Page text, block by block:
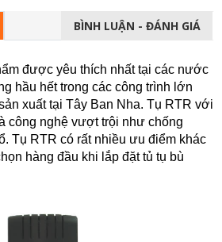
BÌNH LUẬN - ĐÁNH GIÁ
được yêu thích nhất tại các nước
hầu hết trong các công trình lớn
xuất tại Tây Ban Nha. Tụ RTR với
công nghệ vượt trội như chống
Tụ RTR có rất nhiều ưu điểm khác
hàng đầu khi lắp đặt tủ tụ bù